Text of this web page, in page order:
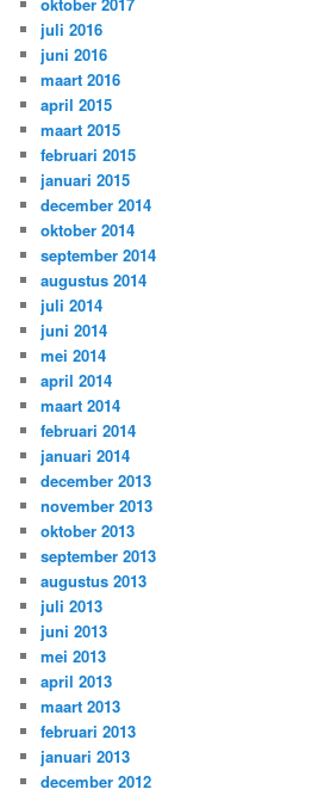
juli 2016
juni 2016
maart 2016
april 2015
maart 2015
februari 2015
januari 2015
december 2014
oktober 2014
september 2014
augustus 2014
juli 2014
juni 2014
mei 2014
april 2014
maart 2014
februari 2014
januari 2014
december 2013
november 2013
oktober 2013
september 2013
augustus 2013
juli 2013
juni 2013
mei 2013
april 2013
maart 2013
februari 2013
januari 2013
december 2012